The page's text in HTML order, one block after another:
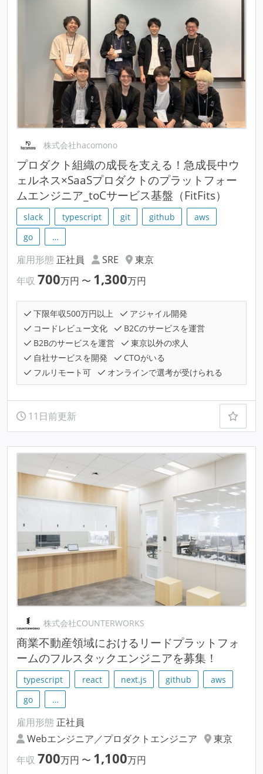
株式会社hacomono
プロダクト組織の成長を支える！急成長中ウ
ェルネス×SaaSプロダクトのプラットフォー
ムエンジニア_toCサービス基盤（FitFits）
slack typescript git github
aws
go
…
雇用形態 正社員 SRE
東京
年収 700万円 〜 1,300万円
下限年収500万円以上
アジャイル開発
コードレビュー文化
B2Cのサービスを運営
B2Bのサービスを運営
東京以外の求人
自社サービスを開発
CTOがいる
フルリモート可
オンラインで選考が受けられる
11日前更新
株式会社COUNTERWORKS
商業不動産領域におけるリードプラットフォ
ームのフルスタックエンジニアを募集！
typescript react next.js github
aws
go
…
雇用形態 正社員
Webエンジニア／プロダクトエンジニア
東京
年収 700万円 〜 1,100万円